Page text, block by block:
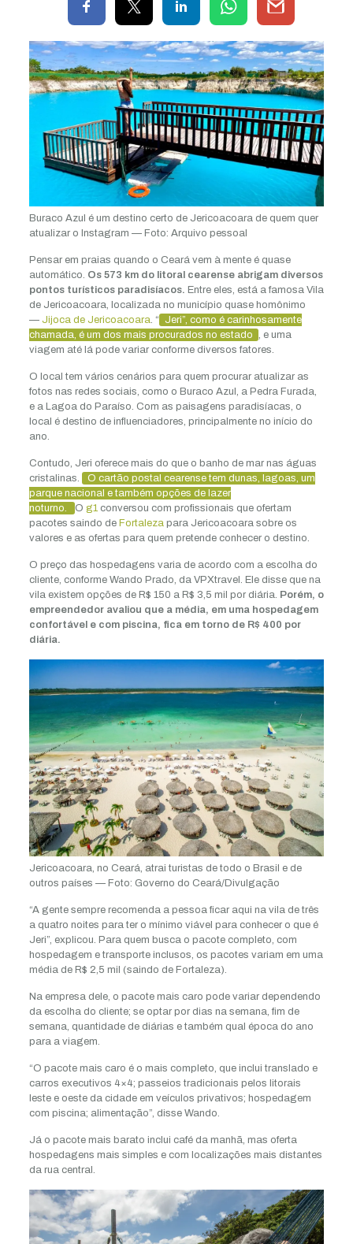
Buraco Azul é um destino certo de Jericoacoara de quem quer
atualizar o Instagram — Foto: Arquivo pessoal
Pensar em praias quando o Ceará vem à mente é quase
automático. Os 573 km do litoral cearense abrigam diversos
pontos turísticos paradisíacos. Entre eles, está a famosa Vila
de Jericoacoara, localizada no município quase homônimo
— Jijoca de Jericoacoara. “ Jeri”, como é carinhosamente
chamada, é um dos mais procurados no estado , e uma
viagem até lá pode variar conforme diversos fatores.
O local tem vários cenários para quem procurar atualizar as
fotos nas redes sociais, como o Buraco Azul, a Pedra Furada,
e a Lagoa do Paraíso. Com as paisagens paradisíacas, o
local é destino de influenciadores, principalmente no início do
ano.
Contudo, Jeri oferece mais do que o banho de mar nas águas
cristalinas.
O cartão postal cearense tem dunas, lagoas, um
parque nacional e também opções de lazer
noturno.
O g1 conversou com profissionais que ofertam
pacotes saindo de Fortalezapara Jericoacoara sobre os
valores e as ofertas para quem pretende conhecer o destino.
O preço das hospedagens varia de acordo com a escolha do
cliente, conforme Wando Prado, da VPXtravel. Ele disse que na
vila existem opções de R$ 150 a R$ 3,5 mil por diária. Porém, o
empreendedor avaliou que a média, em uma hospedagem
confortável e com piscina, fica em torno de R$ 400 por
diária.
Jericoacoara, no Ceará, atrai turistas de todo o Brasil e de
outros países — Foto: Governo do Ceará/Divulgação
“A gente sempre recomenda a pessoa ficar aqui na vila de três
a quatro noites para ter o mínimo viável para conhecer o que é
Jeri”, explicou. Para quem busca o pacote completo, com
hospedagem e transporte inclusos, os pacotes variam em uma
média de R$ 2,5 mil (saindo de Fortaleza).
Na empresa dele, o pacote mais caro pode variar dependendo
da escolha do cliente; se optar por dias na semana, fim de
semana, quantidade de diárias e também qual época do ano
para a viagem.
“O pacote mais caro é o mais completo, que inclui translado e
carros executivos 4×4; passeios tradicionais pelos litorais
leste e oeste da cidade em veículos privativos; hospedagem
com piscina; alimentação”, disse Wando.
Já o pacote mais barato inclui café da manhã, mas oferta
hospedagens mais simples e com localizações mais distantes
da rua central.